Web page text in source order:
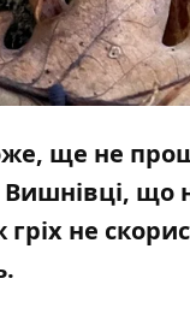
ще не
Вишнівці, що
не